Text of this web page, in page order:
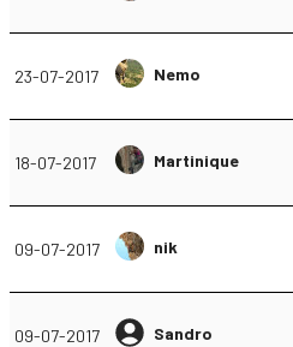
23-07-2017 Nemo
18-07-2017 Martinique
09-07-2017 nik
09-07-2017 Sandro